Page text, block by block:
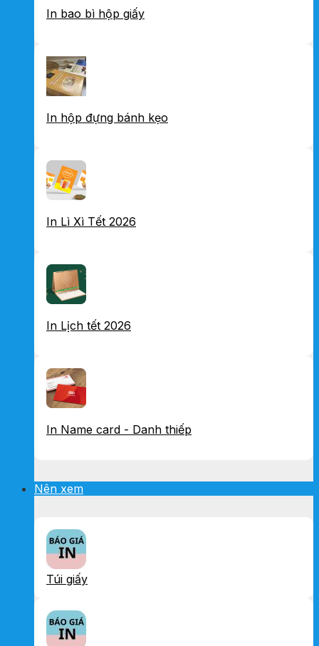
In bao bì hộp giấy
In hộp đựng bánh kẹo
In Lì Xì Tết 2026
In Lịch tết 2026
In Name card - Danh thiếp
Nên xem
Túi giấy